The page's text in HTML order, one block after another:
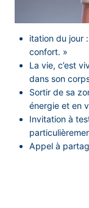
itation du jour
confort. »
La vie, c’est
dans son
Sortir de sa
énergie et en
Invitation à
Appel à